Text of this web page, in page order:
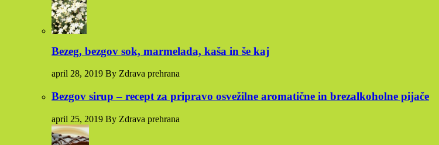
Bezeg, bezgov sok, marmelada, kaša in še kaj
april 28, 2019 By Zdrava prehrana
Bezgov sirup – recept za pripravo osvežilne aromatične in brezalkoholne pijače
april 25, 2019 By Zdrava prehrana